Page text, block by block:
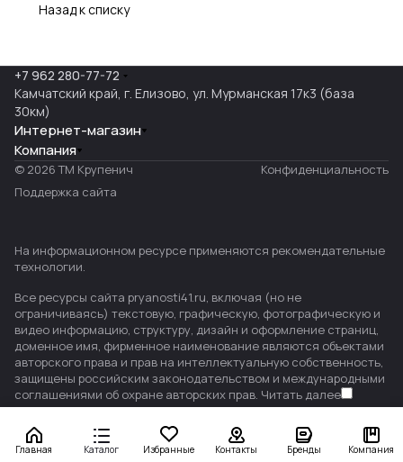
Назад к списку
Главная Каталог Избранные Контакты Бренды Компания
+7 962 280-77-72
Камчатский край, г. Елизово, ул. Мурманская 17к3 (база
30км)
Интернет-магазин
Компания
© 2026 ТМ Крупенич
Конфиденциальность
Поддержка сайта
На информационном ресурсе применяются рекомендательные
технологии.
Все ресурсы сайта pryanosti41.ru, включая (но не
ограничиваясь) текстовую, графическую, фотографическую и
видео информацию, структуру, дизайн и оформление страниц,
доменное имя, фирменное наименование являются объектами
авторского права и прав на интеллектуальную собственность,
защищены российским законодательством и международными
соглашениями об охране авторских прав. Читать далее